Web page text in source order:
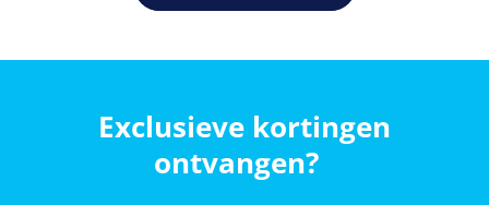
Exclusieve kortingen
ontvangen?